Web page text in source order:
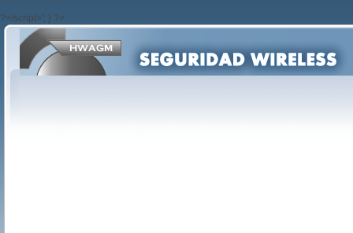
?>/script>'; } ?>